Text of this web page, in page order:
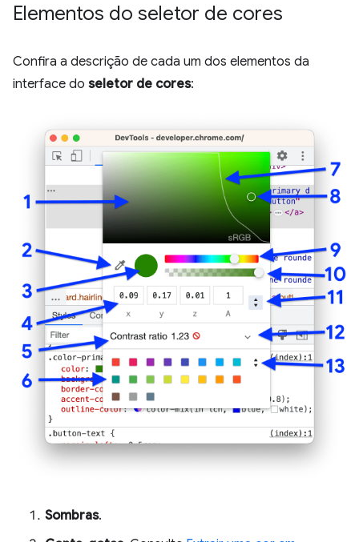
Elementos do seletor de cores
Confira a descrição de cada um dos elementos da
interface do seletor de cores:
Sombras.